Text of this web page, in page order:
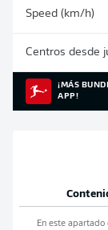
Speed (km/h)
Centros desde
¡MÁS
APP!
En este